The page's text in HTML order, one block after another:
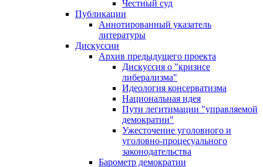
Честный суд
Публикации
Аннотированный указатель
литературы
Дискуссии
Архив предыдущего проекта
Дискуссия о "кризисе
либерализма"
Идеология консерватизма
Национальная идея
Пути легитимации "управляемой
демократии"
Ужесточение уголовного и
уголовно-процесуального
законодательства
Барометр демократии